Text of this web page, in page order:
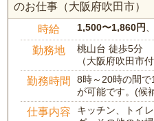
のお仕事（大阪府吹田市）
時給 1,500〜1,860円
勤務地
桃山台 徒歩5分
（大阪府吹田市付
勤務時間
8時～20時の間で
が可能です。(候
仕事内容
キッチン、トイ